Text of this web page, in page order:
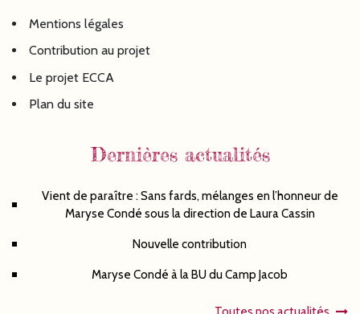
Mentions légales
Contribution au projet
Le projet ECCA
Plan du site
Dernières actualités
Vient de paraître : Sans fards, mélanges en l’honneur de
Maryse Condé sous la direction de Laura Cassin
Nouvelle contribution
Maryse Condé à la BU du Camp Jacob